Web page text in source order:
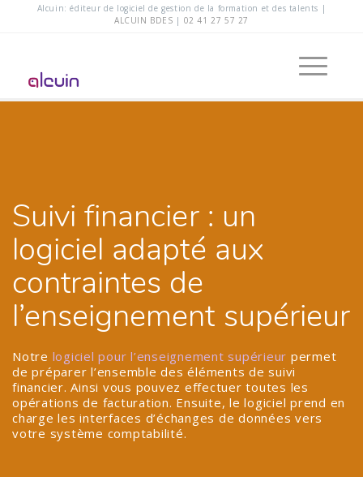
Alcuin: éditeur de logiciel de gestion de la formation et des talents |
ALCUIN BDES | 02 41 27 57 27
Suivi financier : un
logiciel adapté aux
contraintes de
l’enseignement supérieur
Notre logiciel pour l’enseignement supérieur permet
de préparer l’ensemble des éléments de suivi
financier. Ainsi vous pouvez effectuer toutes les
opérations de facturation. Ensuite, le logiciel prend en
charge les interfaces d’échanges de données vers
votre système comptabilité.